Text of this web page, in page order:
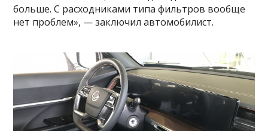
больше. С расходниками типа фильтров вообще
нет проблем», — заключил автомобилист.